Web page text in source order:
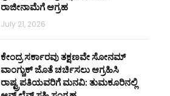
ರಾಜೀನಾಮೆಗೆ ಆಗ್ರಹ
July 21, 2026
ಕೇಂದ್ರ ಸರ್ಕಾರವು ತಕ್ಷಣವೇ ಸೋನಮ್
ವಾಂಗ್ಚುಕ್ ಜೊತೆ ಚರ್ಚಿಸಲು ಆಗ್ರಹಿಸಿ
ರಾಷ್ಟ್ರಪತಿಯವರಿಗೆ ಮನವಿ: ತುಮಕೂರಿನಲ್ಲಿ